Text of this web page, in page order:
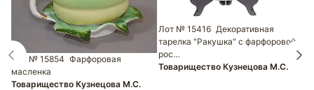
Лот № 15854 Фарфоровая
масленка
Товарищество Кузнецова М.С.
Лот № 15416 Декоративная
тарелка "Ракушка" с фарфоровой
рос…
Товарищество Кузнецова М.С.